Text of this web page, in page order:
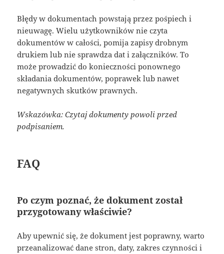
Błędy w dokumentach powstają przez pośpiech i
nieuwagę. Wielu użytkowników nie czyta
dokumentów w całości, pomija zapisy drobnym
drukiem lub nie sprawdza dat i załączników. To
może prowadzić do konieczności ponownego
składania dokumentów, poprawek lub nawet
negatywnych skutków prawnych.
Wskazówka: Czytaj dokumenty powoli przed
podpisaniem.
FAQ
Po czym poznać, że dokument został
przygotowany właściwie?
Aby upewnić się, że dokument jest poprawny, warto
przeanalizować dane stron, daty, zakres czynności i